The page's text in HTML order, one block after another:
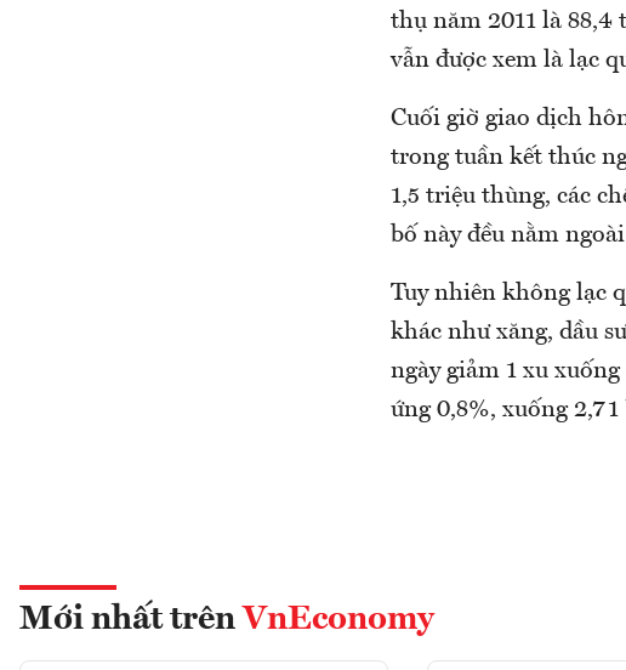
thụ năm 2011 là 88,4
vẫn được xem là lạc
Cuối giờ giao dịch
trong tuần kết thúc
1,5 triệu thùng, các
bố này đều nằm
Tuy nhiên không lạc
khác như xăng, dầu
ngày giảm 1 xu
ứng 0,8%, xuống
Mới nhất trên VnEconomy